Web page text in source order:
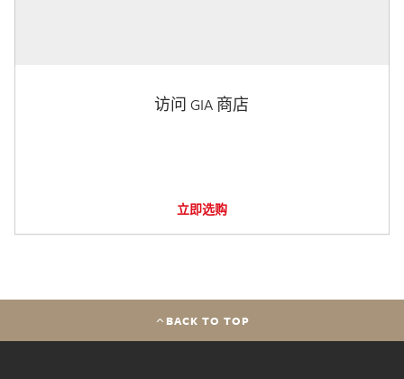
访问 GIA 商店
立即选购
BACK TO TOP